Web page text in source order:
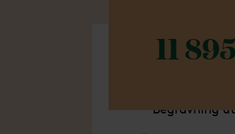
11
Ingår i detta paket
Begravning